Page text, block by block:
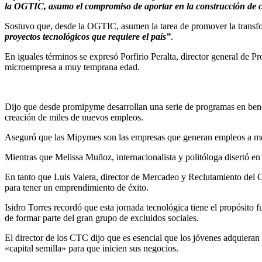
la OGTIC, asumo el compromiso de aportar en la construcción de
Sostuvo que, desde la OGTIC, asumen la tarea de promover la
proyectos tecnológicos que requiere el país”.
En iguales términos se expresó Porfirio Peralta, director general de
microempresa a muy temprana edad.
Dijo que desde promipyme desarrollan una serie de programas en
creación de miles de nuevos empleos.
Aseguró que las Mipymes son las empresas que generan empleos a
Mientras que Melissa Muñoz, internacionalista y politóloga disertó
En tanto que Luis Valera, director de Mercadeo y Reclutamiento del
para tener un emprendimiento de éxito.
Isidro Torres recordó que esta jornada tecnológica tiene el propósito
de formar parte del gran grupo de excluidos sociales.
El director de los CTC dijo que es esencial que los jóvenes
«capital semilla» para que inicien sus negocios.